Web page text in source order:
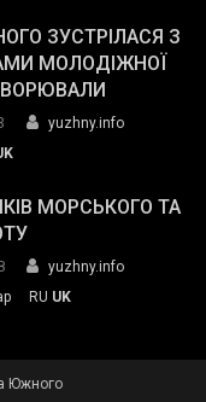
окупанти.
Маємо
діяти
команда
ЗУСТРІЛАСЯ З
МОЛОДІЖНОЇ
yuzhny.info
МОРСЬКОГО ТА
yuzhny.info
on
RU UK
Южного